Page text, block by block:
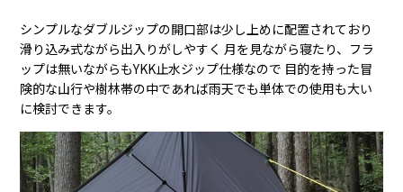
シンプルなダブルジップの開口部は少し上めに配置されており
滑り込み式ながら出入りがしやすく 月を見ながら寝たり、フラ
ップは無いながらもYKK止水ジップ仕様なので 目的を持った冒
険的な山行や樹林帯の中であれば雨天でも単体での使用も大い
に検討できます。